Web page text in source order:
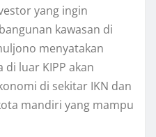
yang ingin
kawasan di
menyatakan
luar KIPP akan
di sekitar IKN dan
mandiri yang mampu